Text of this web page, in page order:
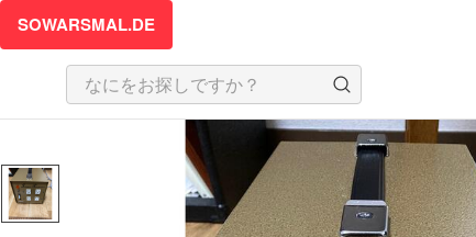
SOWARSMAL.DE